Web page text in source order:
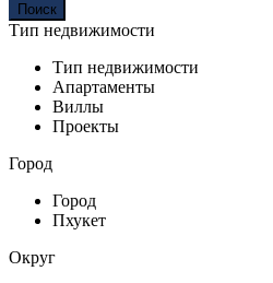
Тип недвижимости
Тип недвижимости
Апартаменты
Виллы
Проекты
Город
Город
Пхукет
Округ